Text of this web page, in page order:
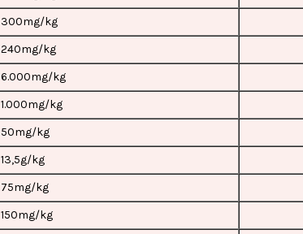
300mg/kg
240mg/kg
6.000mg/kg
1.000mg/kg
50mg/kg
13,5g/kg
75mg/kg
150mg/kg